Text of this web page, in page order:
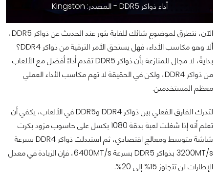
أداء ذواكر DDR5 - المصدر: Kingston
الآن، نتطرق لموضوع شائك للغاية يثور عند الحديث عن ذواكر DDR5،
ألا وهو مكاسب الأداء، فهل يستحق الأمر الترقية من ذواكر DDR4؟
بدايةً، لا مجال للمنازعة بأن ذواكر DDR5 تقدم أداءً أفضل مع الألعاب
من ذواكر DDR4، ولكن في الحقيقة لا تهم مكاسب الأداء العملي
معظم المستخدمين.
لتدرك الفارق الفعلي بين ذواكر DDR4 وDDR5 في الألعاب، يكفي أن
تعلم أنه إذا شغلت لعبة بدقة 1080 بكسل على حاسوب مزود بكرت
شاشة متوسط ومعالج اقتصادي، ثم استبدلت ذواكر DDR4 بسرعة
3200MT/s بذواكر DDR5 بسرعة 6400MT/s، فإن الزيادة في معدل
الإطارات لن تتجاوز 15% إلى 20%.